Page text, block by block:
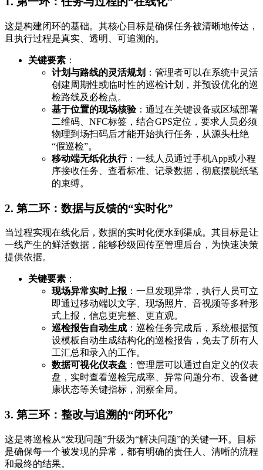
这是构建闭环的基础。其核心目标是确保任务被清晰地传达，
且执行过程是真实、透明、可追溯的。
关键要素 ：
计划与路线的灵活规划 ：管理者可以在系统中灵活
创建周期性或临时性的巡检计划，并预设优化的巡
检路线及必检点。
基于位置的现场核验：通过在关键设备或区域部署
二维码、NFC标签，结合GPS定位，要求人员必须
物理到场扫码后才能开始执行任务，从源头杜绝
“假巡检”。
移动端无纸化执行：一线人员通过手机App或小程
序接收任务、查看标准、记录数据，彻底摆脱纸笔
的束缚。
2. 第二环：数据与反馈的“实时化”
当过程实现在线化后，数据的实时化便水到渠成。其目标是让
一线产生的鲜活数据，能够秒级回传至管理后台，为快速决策
提供依据。
关键要素 ：
现场异常实时上报 ：一旦发现异常，执行人员可立
即通过移动端以文字、现场照片、音视频等多种形
式上报，信息更完整、更直观。
巡检报告自动生成 ：巡检任务完成后，系统根据预
设模板自动生成结构化的巡检报告，免去了所有人
工汇总和录入的工作。
数据可视化仪表盘 ：管理层可以通过自定义的仪表
盘，实时查看巡检完成率、异常问题分布、设备健
康状态等关键指标，洞察全局。
3. 第三环：整改与追溯的“闭环化”
这是将巡检从“发现问题”升级为“解决问题”的关键一环。目标
是确保每一个被发现的异常，都有明确的责任人、清晰的流程
和最终的结果。